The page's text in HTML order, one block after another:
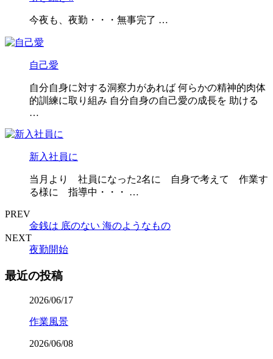
今夜も、夜勤・・・無事完了 …
自己愛
自分自身に対する洞察力があれば 何らかの精神的肉体
的訓練に取り組み 自分自身の自己愛の成長を 助ける
…
新入社員に
当月より 社員になった2名に 自身で考えて 作業す
る様に 指導中・・・ …
PREV
金銭は 底のない 海のようなもの
NEXT
夜勤開始
最近の投稿
2026/06/17
作業風景
2026/06/08